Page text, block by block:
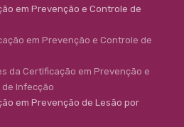
em Prevenção e Controle de
em Prevenção e Controle de
da Certificação em Prevenção e
Infecção
em Prevenção de Lesão por